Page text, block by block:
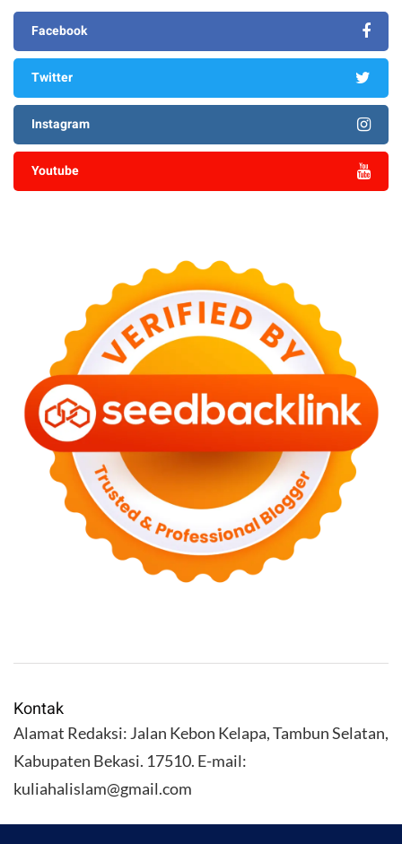
Facebook
Twitter
Instagram
Youtube
Kontak
Alamat Redaksi: Jalan Kebon Kelapa, Tambun Selatan,
Kabupaten Bekasi. 17510. E-mail:
kuliahalislam@gmail.com